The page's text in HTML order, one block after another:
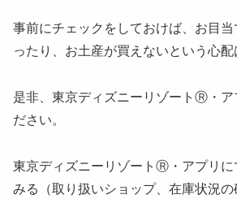
事前にチェックをしておけば、お目
ったり、お土産が買えないという心配
是非、東京ディズニーリゾートⓇ・ア
ださい。
東京ディズニーリゾートⓇ・アプリに
みる（取り扱いショップ、在庫状況